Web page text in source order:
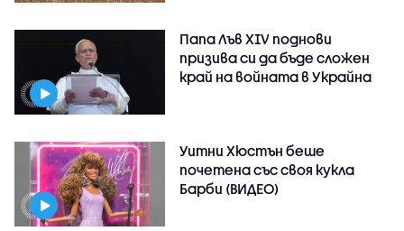
Папа Лъв XIV поднови
призива си да бъде сложен
край на войната в Украйна
Уитни Хюстън беше
почетена със своя кукла
Барби (ВИДЕО)